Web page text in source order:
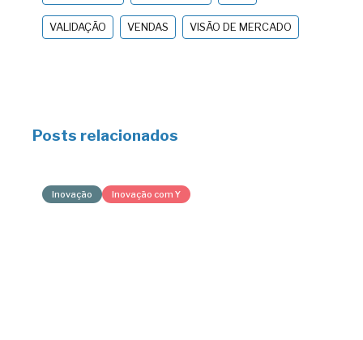
VALIDAÇÃO VENDAS VISÃO DE MERCADO
Posts relacionados
Inovação Inovação com Y